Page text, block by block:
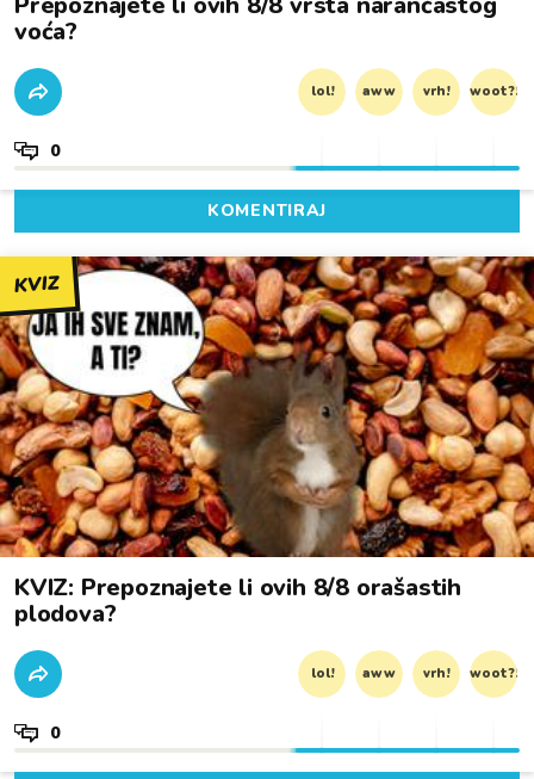
voća?
lol! aww vrh! woot?!
0
KOMENTIRAJ
KVIZ
KVIZ: Prepoznajete li ovih 8/8 orašastih
plodova?
lol! aww vrh! woot?!
0